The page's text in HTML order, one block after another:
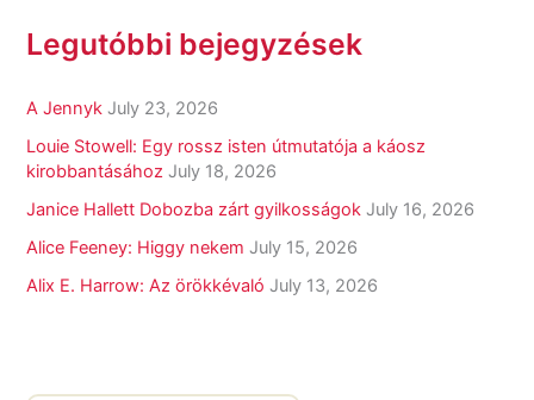
Legutóbbi bejegyzések
A Jennyk July 23, 2026
Louie Stowell: Egy ​rossz isten útmutatója a káosz
kirobbantásához July 18, 2026
Janice Hallett Dobozba zárt gyilkosságok July 16, 2026
Alice Feeney: Higgy nekem July 15, 2026
Alix E. Harrow: Az örökkévaló July 13, 2026